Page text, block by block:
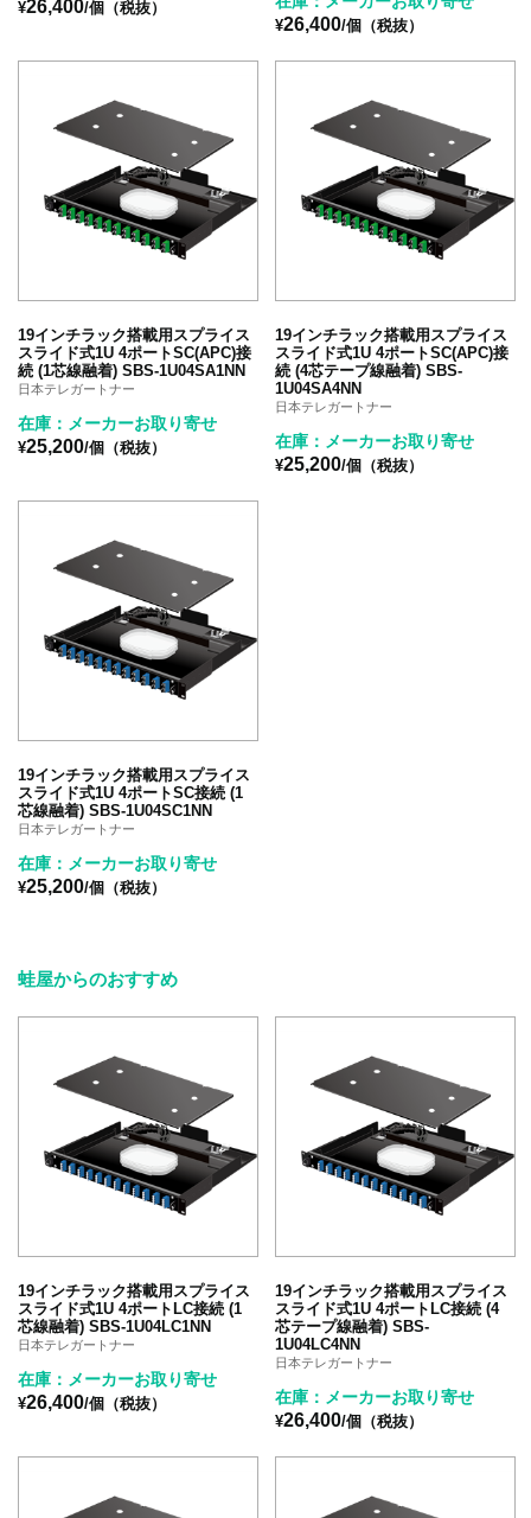
¥26,400/個（税抜）
¥26,400/個（税抜）
19インチラック搭載用スプライス
スライド式1U 4ポートSC(APC)接
続 (1芯線融着) SBS-1U04SA1NN
日本テレガートナー
在庫：メーカーお取り寄せ
¥25,200/個（税抜）
19インチラック搭載用スプライス
スライド式1U 4ポートSC(APC)接
続 (4芯テープ線融着) SBS-
1U04SA4NN
日本テレガートナー
在庫：メーカーお取り寄せ
¥25,200/個（税抜）
19インチラック搭載用スプライス
スライド式1U 4ポートSC接続 (1
芯線融着) SBS-1U04SC1NN
日本テレガートナー
在庫：メーカーお取り寄せ
¥25,200/個（税抜）
蛙屋からのおすすめ
19インチラック搭載用スプライス
スライド式1U 4ポートLC接続 (1
芯線融着) SBS-1U04LC1NN
日本テレガートナー
在庫：メーカーお取り寄せ
¥26,400/個（税抜）
19インチラック搭載用スプライス
スライド式1U 4ポートLC接続 (4
芯テープ線融着) SBS-
1U04LC4NN
日本テレガートナー
在庫：メーカーお取り寄せ
¥26,400/個（税抜）